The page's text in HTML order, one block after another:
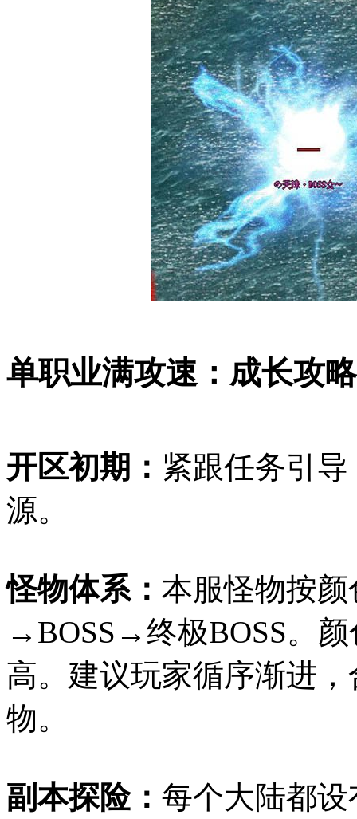
单职业满攻速：成长攻略
开区初期： 紧跟任务引
源。
怪物体系： 本服怪物按
→BOSS→终极BOSS。
高。建议玩家循序渐进
物。
副本探险： 每个大陆都